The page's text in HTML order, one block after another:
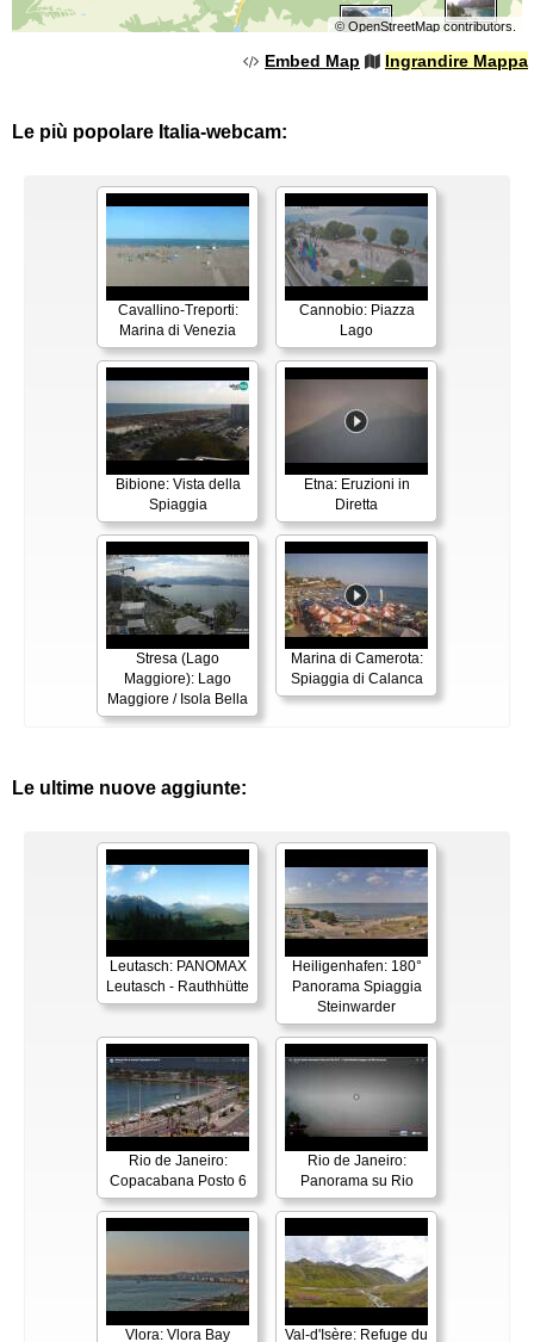
© OpenStreetMapcontributors.
Embed Map Ingrandire Mappa
Le più popolare Italia-webcam:
Cavallino-Treporti:
Marina di Venezia
Cannobio: Piazza
Lago
Bibione: Vista della
Spiaggia
Etna: Eruzioni in
Diretta
Stresa (Lago
Maggiore): Lago
Maggiore / Isola Bella
Marina di Camerota:
Spiaggia di Calanca
Le ultime nuove aggiunte:
Leutasch: PANOMAX
Leutasch - Rauthhütte
Heiligenhafen: 180°
Panorama Spiaggia
Steinwarder
Rio de Janeiro:
Copacabana Posto 6
Rio de Janeiro:
Panorama su Rio
Vlora: Vlora Bay Val-d'Isère: Refuge du